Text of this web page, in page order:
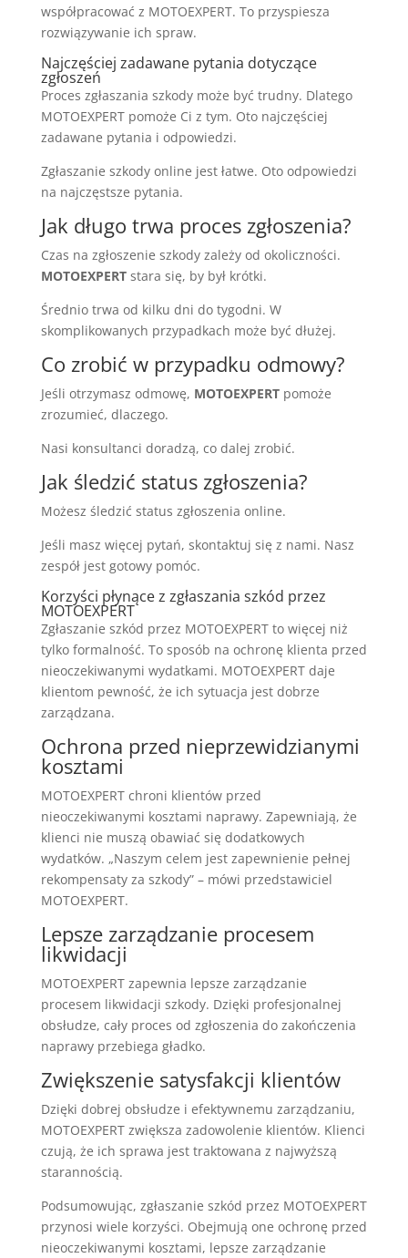
współpracować z MOTOEXPERT. To przyspiesza
rozwiązywanie ich spraw.
Najczęściej zadawane pytania dotyczące
zgłoszeń
Proces zgłaszania szkody może być trudny. Dlatego
MOTOEXPERT pomoże Ci z tym. Oto najczęściej
zadawane pytania i odpowiedzi.
Zgłaszanie szkody online jest łatwe. Oto odpowiedzi
na najczęstsze pytania.
Jak długo trwa proces zgłoszenia?
Czas na zgłoszenie szkody zależy od okoliczności.
MOTOEXPERTstara się, by był krótki.
Średnio trwa od kilku dni do tygodni. W
skomplikowanych przypadkach może być dłużej.
Co zrobić w przypadku odmowy?
Jeśli otrzymasz odmowę, MOTOEXPERTpomoże
zrozumieć, dlaczego.
Nasi konsultanci doradzą, co dalej zrobić.
Jak śledzić status zgłoszenia?
Możesz śledzić status zgłoszenia online.
Jeśli masz więcej pytań, skontaktuj się z nami. Nasz
zespół jest gotowy pomóc.
Korzyści płynące z zgłaszania szkód przez
MOTOEXPERT
Zgłaszanie szkód przez MOTOEXPERT to więcej niż
tylko formalność. To sposób na ochronę klienta przed
nieoczekiwanymi wydatkami. MOTOEXPERT daje
klientom pewność, że ich sytuacja jest dobrze
zarządzana.
Ochrona przed nieprzewidzianymi
kosztami
MOTOEXPERT chroni klientów przed
nieoczekiwanymi kosztami naprawy. Zapewniają, że
klienci nie muszą obawiać się dodatkowych
wydatków. „Naszym celem jest zapewnienie pełnej
rekompensaty za szkody” – mówi przedstawiciel
MOTOEXPERT.
Lepsze zarządzanie procesem
likwidacji
MOTOEXPERT zapewnia lepsze zarządzanie
procesem likwidacji szkody. Dzięki profesjonalnej
obsłudze, cały proces od zgłoszenia do zakończenia
naprawy przebiega gładko.
Zwiększenie satysfakcji klientów
Dzięki dobrej obsłudze i efektywnemu zarządzaniu,
MOTOEXPERT zwiększa zadowolenie klientów. Klienci
czują, że ich sprawa jest traktowana z najwyższą
starannością.
Podsumowując, zgłaszanie szkód przez MOTOEXPERT
przynosi wiele korzyści. Obejmują one ochronę przed
nieoczekiwanymi kosztami, lepsze zarządzanie